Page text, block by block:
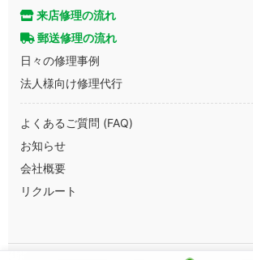
来店修理の流れ
郵送修理の流れ
日々の修理事例
法人様向け修理代行
よくあるご質問 (FAQ)
お知らせ
会社概要
リクルート